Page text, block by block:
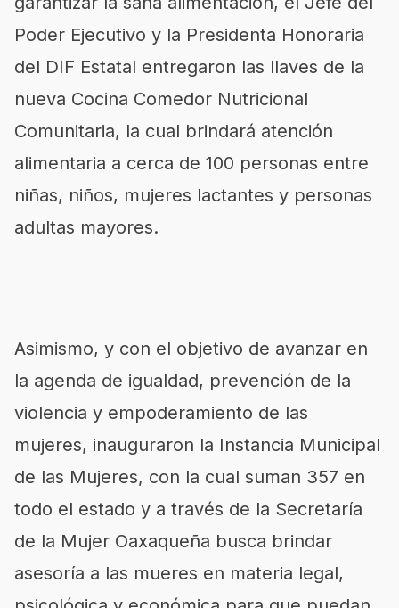
Poder Ejecutivo y la Presidenta Honoraria
del DIF Estatal entregaron las llaves de la
nueva Cocina Comedor Nutricional
Comunitaria, la cual brindará atención
alimentaria a cerca de 100 personas entre
niñas, niños, mujeres lactantes y personas
adultas mayores.
Asimismo, y con el objetivo de avanzar en
la agenda de igualdad, prevención de la
violencia y empoderamiento de las
mujeres, inauguraron la Instancia Municipal
de las Mujeres, con la cual suman 357 en
todo el estado y a través de la Secretaría
de la Mujer Oaxaqueña busca brindar
asesoría a las mueres en materia legal,